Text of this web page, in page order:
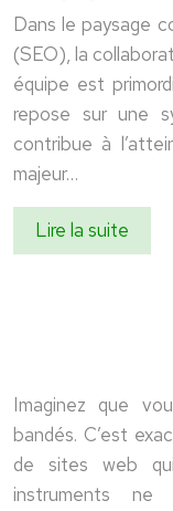
Dans le paysage
(SEO), la
équipe est
repose sur une
contribue à
majeur…
Lire la suite
Imaginez que
bandés. C’est
de sites web
instruments